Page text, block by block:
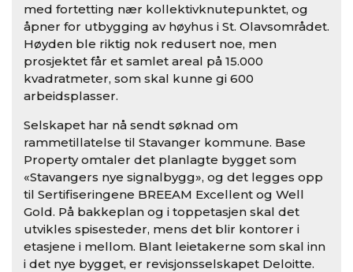
med fortetting nær kollektivknutepunktet, og
åpner for utbygging av høyhus i St. Olavsområdet.
Høyden ble riktig nok redusert noe, men
prosjektet får et samlet areal på 15.000
kvadratmeter, som skal kunne gi 600
arbeidsplasser.
Selskapet har nå sendt søknad om
rammetillatelse til Stavanger kommune. Base
Property omtaler det planlagte bygget som
«Stavangers nye signalbygg», og det legges opp
til Sertifiseringene BREEAM Excellent og Well
Gold. På bakkeplan og i toppetasjen skal det
utvikles spisesteder, mens det blir kontorer i
etasjene i mellom. Blant leietakerne som skal inn
i det nye bygget, er revisjonsselskapet Deloitte.